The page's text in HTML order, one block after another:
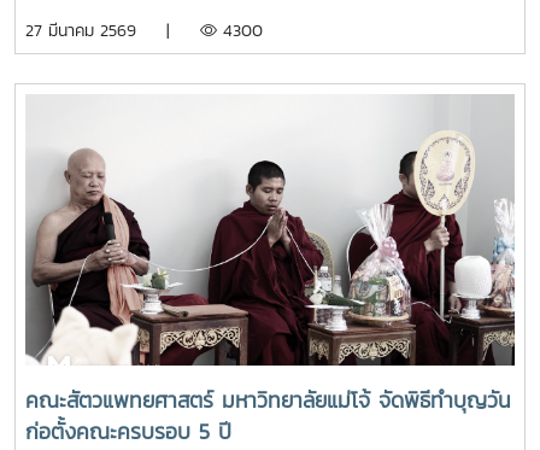
พัฒนาเกษตรธรรมชาติ มหาวิทยาลัยแม่โจ้ สาขาตลาดคำเที่ยง
และ ผลิตภัณฑ์สินค้าเกษตรอินทรีย์ ที่ผลิตโดยศูนย์วิจัยและ
พัฒนาเกษตรธรรมชาติ มหาวิทยาลัยแม่โจ้ และเป็นการอำนวย
ความสะดวกให้กับผู้ที่ต้องการซื้อสินค้าเกษตรอินทรีย์ของ
ศูนย์วิจัยและพัฒนาเกษตรธรรมชาติ มหาวิทยาลัยแม่โจ้ ให้
สามารถหาซื้อสินค้าได้งานขึ้นเปิดให้บริการทุกวัน ตั้งแต่เวลา
08.00 - 17.00 น.สอบถามรายละเอียดเพิ่มเติม โทร. 084-
4888305แผนที่ :
https://maps.app.goo.gl/JDtHViw1tcQPDB9S9
27 มีนาคม 2569 | 4300
คณะสัตวแพทยศาสตร์ มหาวิทยาลัยแม่โจ้ จัดพิธีทำบุญวัน
ก่อตั้งคณะครบรอบ 5 ปี